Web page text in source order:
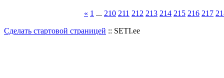
« 1 ... 210 211 212 213 214 215 216 217
Сделать стартовой страницей :: SETI.ee